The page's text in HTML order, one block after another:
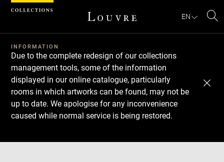
EN
INFORMATION
Due to the complete redesign of our collections
management tools, some of the information
displayed in our online catalogue, particularly
rooms in which artworks can be found, may not be
up to date. We apologise for any inconvenience
caused while normal service is being restored.
Download
Next
Previous
Cookies management panel